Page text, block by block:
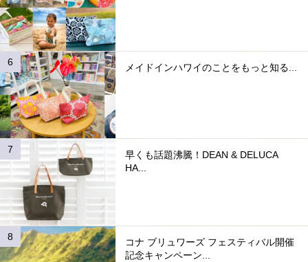
メイドインハワイのことをもっと知る...
早くも話題沸騰！DEAN & DELUCA
HA...
コナ ブリュワーズ フェスティバル開催
記念キャンペーン...